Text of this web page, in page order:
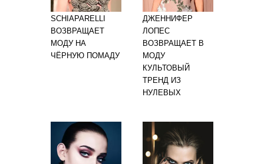
SCHIAPARELLI
ВОЗВРАЩАЕТ
МОДУ НА
ЧЁРНУЮ ПОМАДУ
ДЖЕННИФЕР
ЛОПЕС
ВОЗВРАЩАЕТ В
МОДУ
КУЛЬТОВЫЙ
ТРЕНД ИЗ
НУЛЕВЫХ